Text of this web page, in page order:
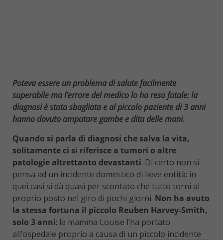
Poteva essere un problema di salute facilmente
superabile ma l’errore del medico lo ha reso fatale: la
diagnosi è stata sbagliata e al piccolo paziente di 3 anni
hanno dovuto amputare gambe e dita delle mani.
Quando si parla di diagnosi che salva la vita,
solitamente ci si riferisce a tumori o altre
patologie altrettanto devastanti. Di certo non si
pensa ad un incidente domestico di lieve entità: in
quei casi si dà quasi per scontato che tutto torni al
proprio posto nel giro di pochi giorni. Non ha avuto
la stessa fortuna il piccolo Reuben Harvey-Smith,
solo 3 anni: la mamma Louise l’ha portato
all’ospedale proprio a causa di un piccolo incidente